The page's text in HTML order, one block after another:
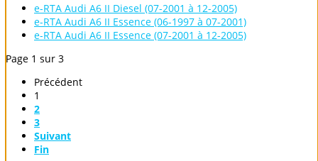
e-RTA Audi A6 II Diesel (07-2001 à 12-2005)
e-RTA Audi A6 II Essence (06-1997 à 07-2001)
e-RTA Audi A6 II Essence (07-2001 à 12-2005)
Page 1 sur 3
Précédent
1
2
3
Suivant
Fin